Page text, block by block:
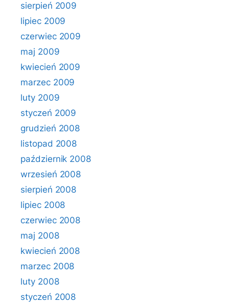
sierpień 2009
lipiec 2009
czerwiec 2009
maj 2009
kwiecień 2009
marzec 2009
luty 2009
styczeń 2009
grudzień 2008
listopad 2008
październik 2008
wrzesień 2008
sierpień 2008
lipiec 2008
czerwiec 2008
maj 2008
kwiecień 2008
marzec 2008
luty 2008
styczeń 2008